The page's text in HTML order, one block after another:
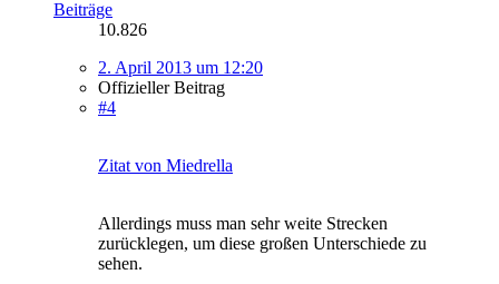
Beiträge
10.826
2. April 2013 um 12:20
Offizieller Beitrag
#4
Zitat von Miedrella
Allerdings muss man sehr weite Strecken
zurücklegen, um diese großen Unterschiede zu
sehen.